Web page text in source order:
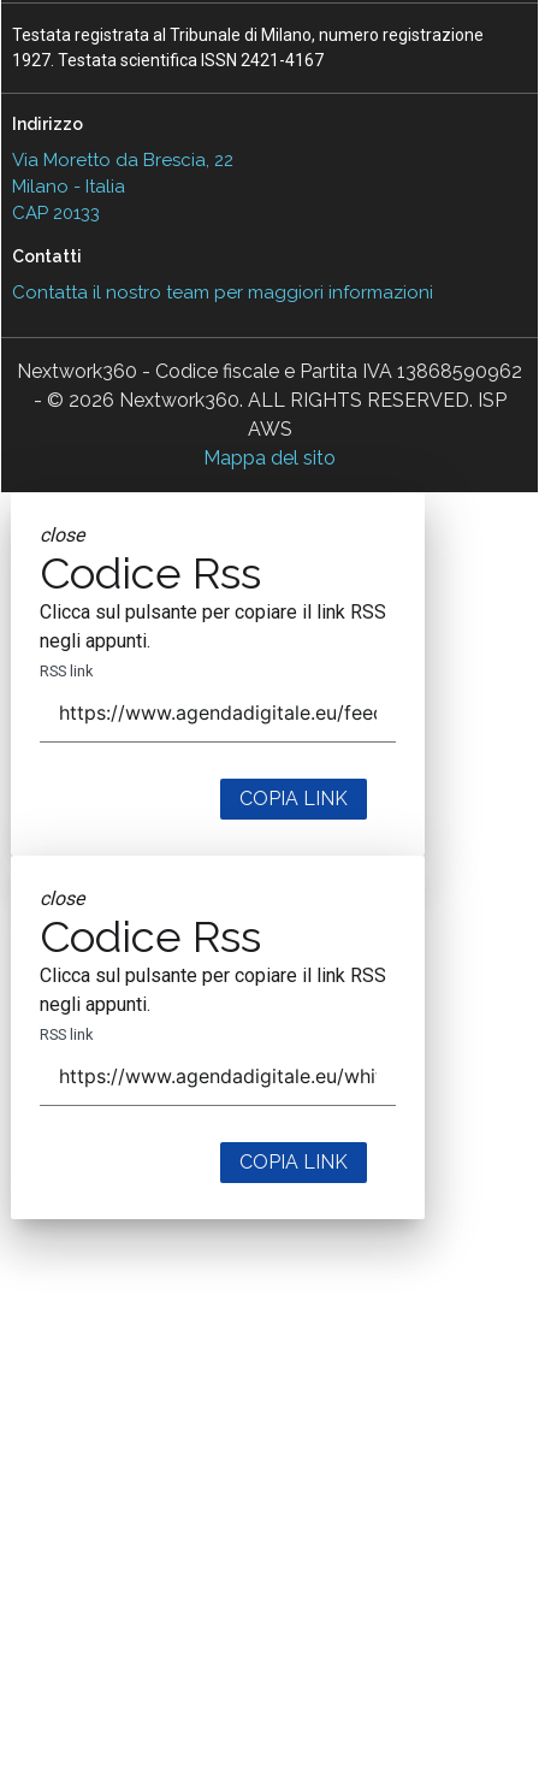
Testata registrata al Tribunale di Milano, numero registrazione
1927. Testata scientifica ISSN 2421-4167
Indirizzo
Via Moretto da Brescia, 22
Milano - Italia
CAP 20133
Contatti
Contatta il nostro team per maggiori informazioni
Nextwork360 - Codice fiscale e Partita IVA 13868590962
- © 2026 Nextwork360. ALL RIGHTS RESERVED. ISP
AWS
Mappa del sito
close
Codice Rss
Clicca sul pulsante per copiare il link RSS
negli appunti.
RSS link
COPIA LINK
close
Codice Rss
Clicca sul pulsante per copiare il link RSS
negli appunti.
RSS link
COPIA LINK